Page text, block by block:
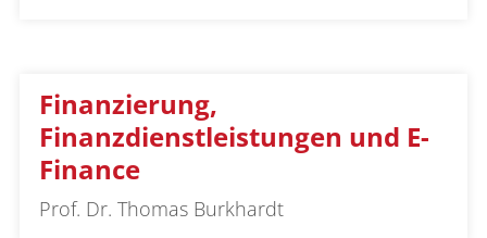
Finanzierung,
Finanzdienstleistungen und E-
Finance
Prof. Dr. Thomas Burkhardt